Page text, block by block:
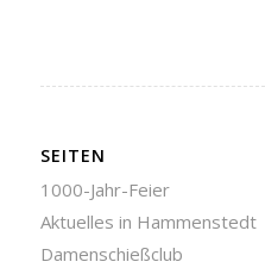
SEITEN
1000-Jahr-Feier
Aktuelles in Hammenstedt
Damenschießclub